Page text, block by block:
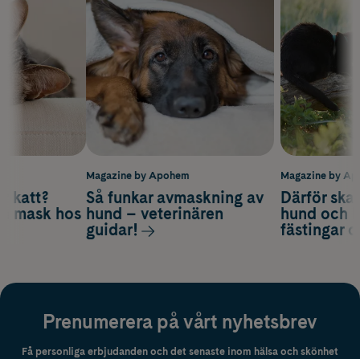
Magazine by
Därför
hund och
fästingar
katt?
mask hos
Magazine by Apohem
Så funkar avmaskning av
hund – veterinären
guidar!
Prenumerera på vårt nyhetsbrev
Få personliga erbjudanden och det senaste inom hälsa och skönhet